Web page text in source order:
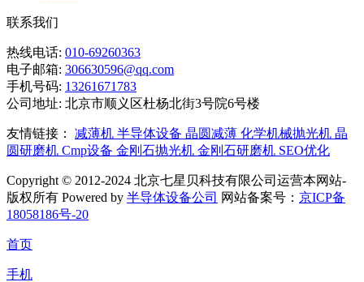
联系我们
热线电话: 010-69260363
电子邮箱: 306630596@qq.com
手机号码: 13261671783
公司地址: 北京市顺义区杜杨北街3号院6号楼
友情链接： 减薄机 半导体设备 晶圆减薄 化学机械抛光机 晶
圆研磨机 Cmp设备 金刚石抛光机 金刚石研磨机 SEO优化
Copyright © 2012-2024 北京七星贝科技有限公司运营本网站-
版权所有 Powered by 半导体设备公司 网站备案号： 京ICP备
18058186号-20
首页
手机